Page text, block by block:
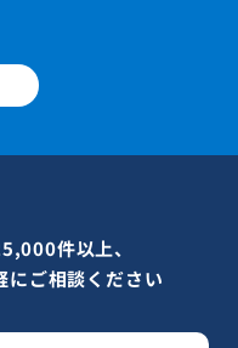
件以上、
にご相談ください